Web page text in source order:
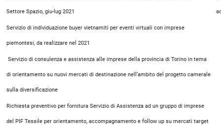
Settore Spazio, giu-lug 2021
Servizio di individuazione buyer vietnamiti per eventi virtuali con imprese
piemontesi, da realizzare nel 2021
Servizio di consulenza e assistenza alle imprese della provincia di Torino in tema
di orientamento su nuovi mercati di destinazione nell’ambito del progetto camerale
sulla diversificazione
Richiesta preventivo per fornitura Servizio di Assistenza ad un gruppo di imprese
del PIF Tessile per orientamento, accompagnamento e follow up su mercati target